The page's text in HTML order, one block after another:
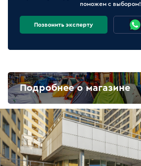
поможем с выбором!
Позвонить эксперту
Подробнее о магазине